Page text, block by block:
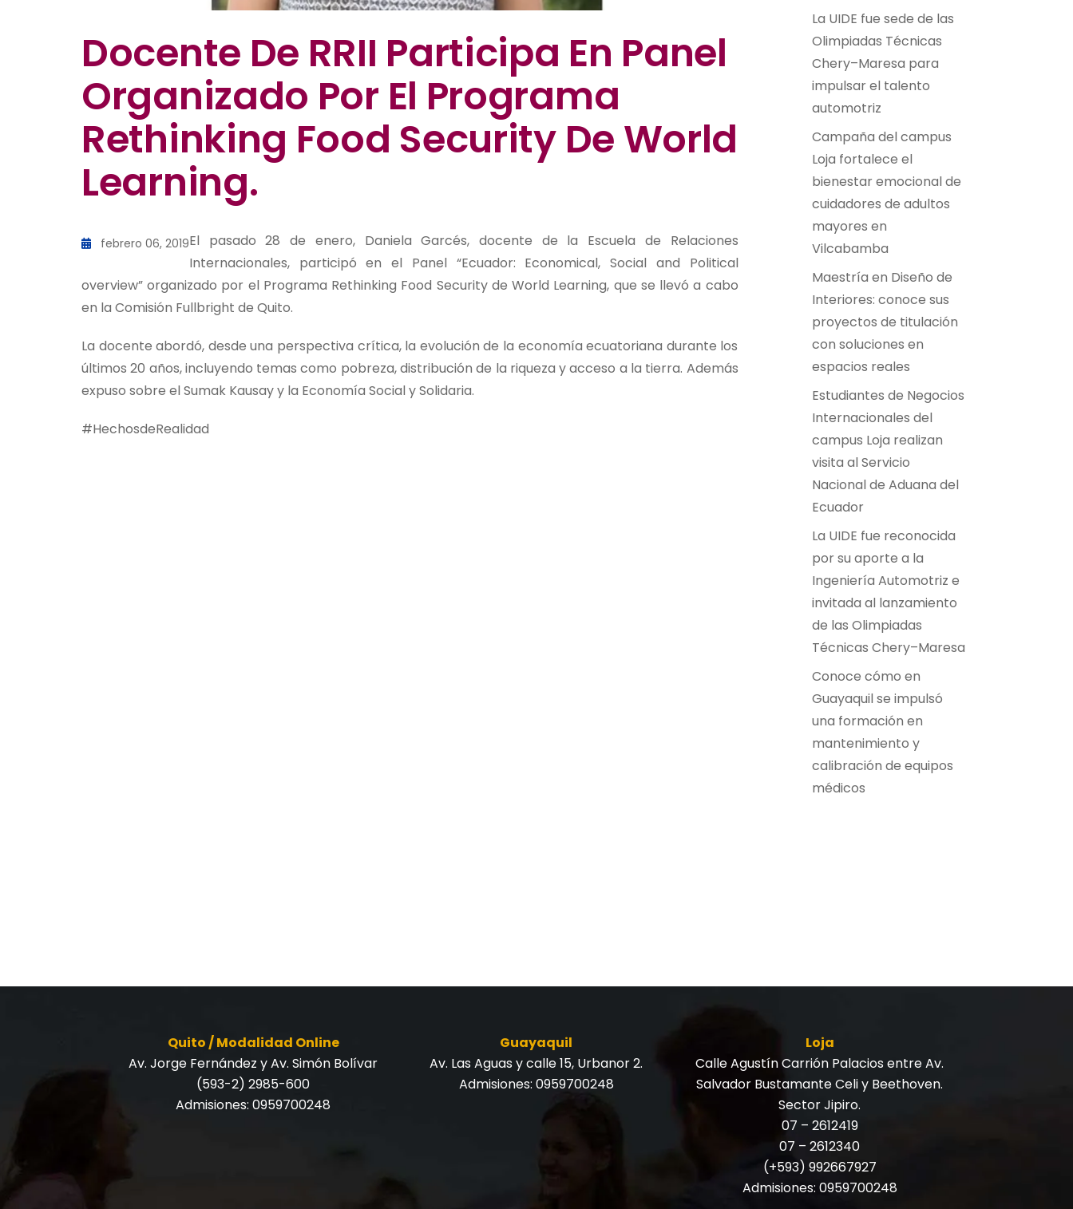
Docente De RRII Participa En Panel
Organizado Por El Programa
Rethinking Food Security De World
Learning.
febrero 06, 2019El pasado 28 de enero, Daniela Garcés, docente de la Escuela de Relaciones
Internacionales, participó en el Panel “Ecuador: Economical, Social and Political
overview” organizado por el Programa Rethinking Food Security de World Learning, que se llevó a cabo
en la Comisión Fullbright de Quito.
La docente abordó, desde una perspectiva crítica, la evolución de la economía ecuatoriana durante los
últimos 20 años, incluyendo temas como pobreza, distribución de la riqueza y acceso a la tierra. Además
expuso sobre el Sumak Kausay y la Economía Social y Solidaria.
#HechosdeRealidad
La UIDE fue sede de las
Olimpiadas Técnicas
Chery–Maresa para
impulsar el talento
automotriz
Campaña del campus
Loja fortalece el
bienestar emocional de
cuidadores de adultos
mayores en
Vilcabamba
Maestría en Diseño de
Interiores: conoce sus
proyectos de titulación
con soluciones en
espacios reales
Estudiantes de Negocios
Internacionales del
campus Loja realizan
visita al Servicio
Nacional de Aduana del
Ecuador
La UIDE fue reconocida
por su aporte a la
Ingeniería Automotriz e
invitada al lanzamiento
de las Olimpiadas
Técnicas Chery–Maresa
Conoce cómo en
Guayaquil se impulsó
una formación en
mantenimiento y
calibración de equipos
médicos
Quito / Modalidad Online
Av. Jorge Fernández y Av. Simón Bolívar
(593-2) 2985-600
Admisiones:0959700248
Guayaquil
Av. Las Aguas y calle 15, Urbanor 2.
Admisiones: 0959700248
Loja
Calle Agustín Carrión Palacios entre Av.
Salvador Bustamante Celi y Beethoven.
Sector Jipiro.
07 – 2612419
07 – 2612340
(+593) 992667927
Admisiones: 0959700248